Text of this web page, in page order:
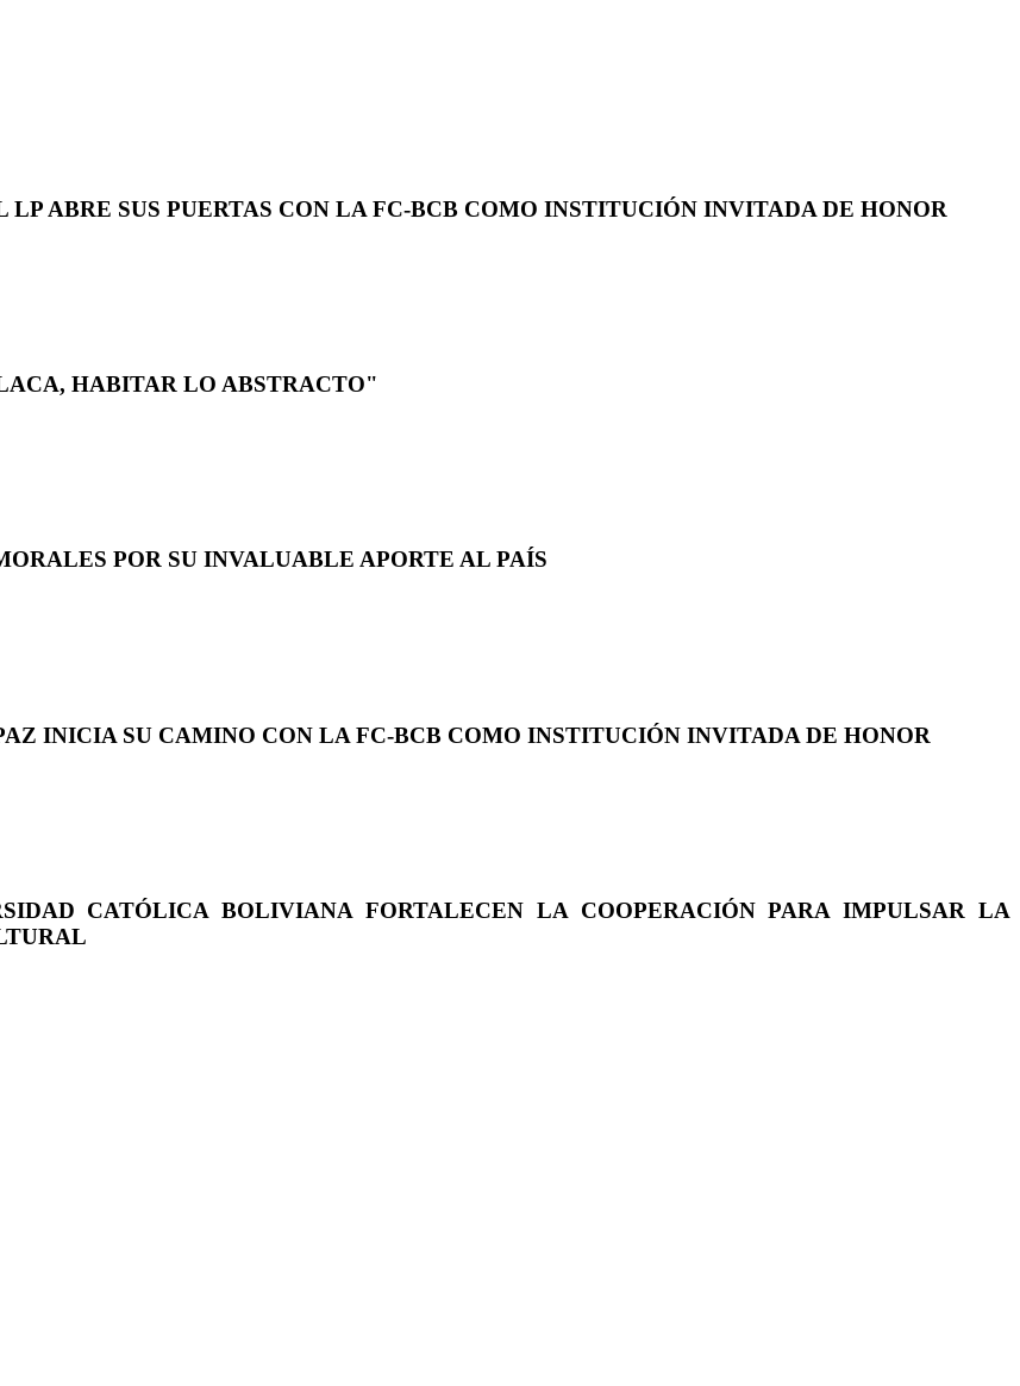
ABRE SUS PUERTAS CON LA FC-BCB COMO INSTITUCIÓN INVITADA DE HONOR
HABITAR LO ABSTRACTO"
POR SU INVALUABLE APORTE AL PAÍS
INICIA SU CAMINO CON LA FC-BCB COMO INSTITUCIÓN INVITADA DE HONOR
CATÓLICA BOLIVIANA FORTALECEN LA COOPERACIÓN PARA IMPULSAR LA